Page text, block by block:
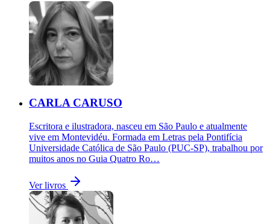
CARLA CARUSO
Escritora e ilustradora, nasceu em São Paulo e atualmente
vive em Montevidéu. Formada em Letras pela Pontifícia
Universidade Católica de São Paulo (PUC-SP), trabalhou por
muitos anos no Guia Quatro Ro…
Ver livros